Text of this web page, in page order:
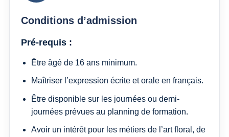
Conditions d’admission
Pré-requis :
Être âgé de 16 ans minimum.
Maîtriser l’expression écrite et orale en français.
Être disponible sur les journées ou demi-
journées prévues au planning de formation.
Avoir un intérêt pour les métiers de l’art floral, de